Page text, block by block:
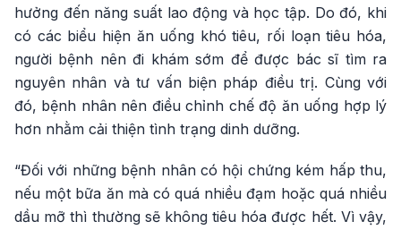
hưởng đến năng suất lao động và học tập. Do đó, khi
có các biểu hiện ăn uống khó tiêu, rối loạn tiêu hóa,
người bệnh nên đi khám sớm để được bác sĩ tìm ra
nguyên nhân và tư vấn biện pháp điều trị. Cùng với
đó, bệnh nhân nên điều chỉnh chế độ ăn uống hợp lý
hơn nhằm cải thiện tình trạng dinh dưỡng.
“Đối với những bệnh nhân có hội chứng kém hấp thu,
nếu một bữa ăn mà có quá nhiều đạm hoặc quá nhiều
dầu mỡ thì thường sẽ không tiêu hóa được hết. Vì vậy,